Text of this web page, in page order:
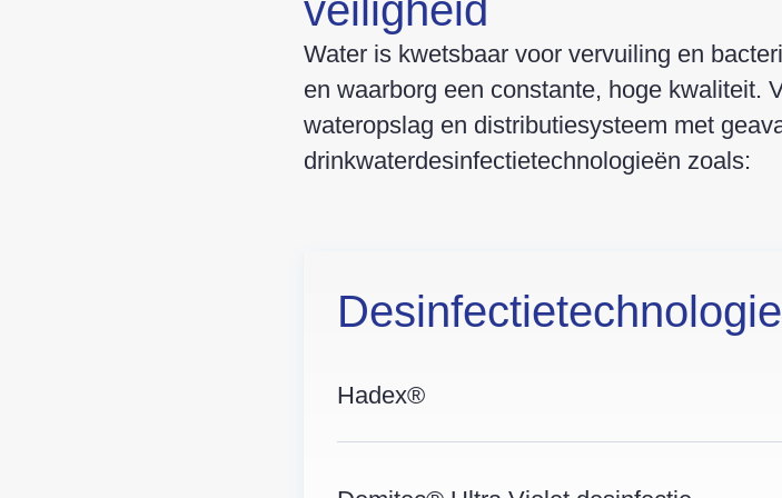
veiligheid
Water is kwetsbaar voor vervuiling en
en waarborg een constante, hoge kwaliteit.
wateropslag en distributiesysteem met
drinkwaterdesinfectietechnologieën zoals:
Hadex®